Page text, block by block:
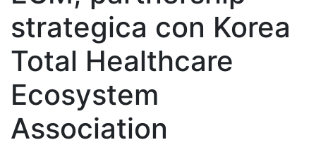
strategica con Korea
Total Healthcare
Ecosystem
Association